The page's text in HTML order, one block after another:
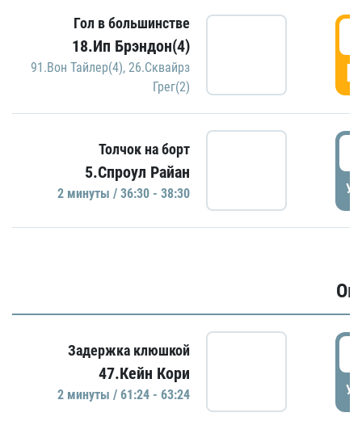
Гол в большинстве
18.Ип Брэндон(4)
91.Вон Тайлер(4), 26.Сквайрз
Грег(2)
Толчок на борт
5.Спроул Райан
2 минуты / 36:30 - 38:30
Задержка клюшкой
47.Кейн Кори
2 минуты / 61:24 - 63:24